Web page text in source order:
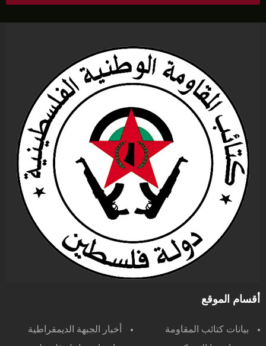
أقسام الموقع
بيانات كتائب المقاومة
أخبار الجبهة الديمقراطية